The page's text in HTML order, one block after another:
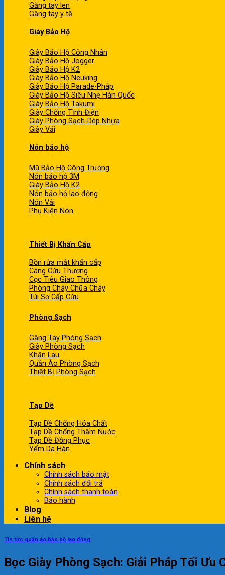
Găng tay len
Găng tay y tế
Giày Bảo Hộ
Giày Bảo Hộ Công Nhân
Giày Bảo Hộ Jogger
Giày Bảo Hộ K2
Giày Bảo Hộ Neuking
Giày Bảo Hộ Parade-Pháp
Giày Bảo Hộ Siêu Nhẹ Hàn Quốc
Giày Bảo Hộ Takumi
Giày Chống Tĩnh Điện
Giày Phòng Sạch-Dép Nhựa
Giày Vải
Nón bảo hộ
Mũ Bảo Hộ Công Trường
Nón bảo hộ 3M
Giày Bảo Hộ K2
Nón bảo hộ lao động
Nón Vải
Phụ Kiện Nón
Thiết Bị Khẩn Cấp
Bồn rửa mắt khẩn cấp
Cáng Cứu Thương
Cọc Tiêu Giao Thông
Phòng Cháy Chữa Cháy
Túi Sơ Cấp Cứu
Phòng Sạch
Găng Tay Phòng Sạch
Giày Phòng Sạch
Khăn Lau
Quần Áo Phòng Sạch
Thiết Bị Phòng Sạch
Tạp Dề
Tạp Dề Chống Hóa Chất
Tạp Dề Chống Thấm Nước
Tạp Dề Đồng Phục
Yếm Da Hàn
Chính sách
Chính sách bảo mật
Chính sách đổi trả
Chính sách thanh toán
Bảo hành
Blog
Liên hệ
Tin tức quần áo bảo hộ lao động
Bọc Giày Phòng Sạch: Giải Pháp Tối Ưu